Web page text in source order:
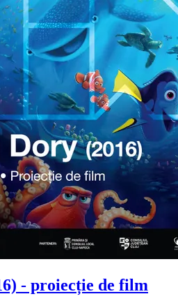
- proiecție de film